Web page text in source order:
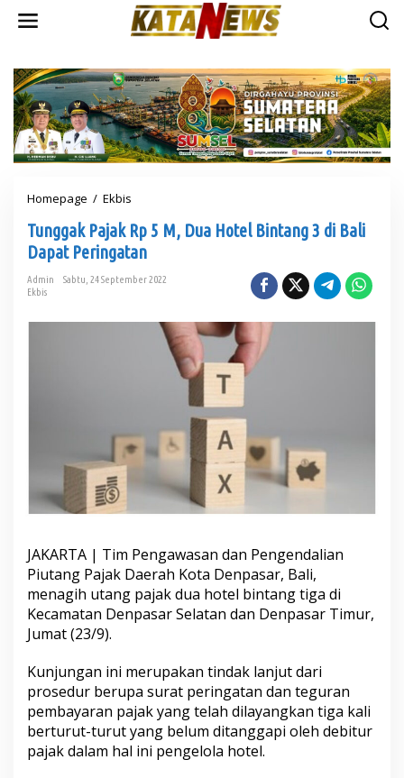
Homepage / Ekbis
n
g
g
a
M
,
u
t
e
B
i
a
g
3
d
Tunggak Pajak Rp 5 M, Dua Hotel Bintang 3 di Bali
Dapat Peringatan
Admin
Sabtu, 24 September 2022
Ekbis
JAKARTA | Tim Pengawasan dan Pengendalian
Piutang Pajak Daerah Kota Denpasar, Bali,
menagih utang pajak dua hotel bintang tiga di
Kecamatan Denpasar Selatan dan Denpasar Timur,
Jumat (23/9).
Kunjungan ini merupakan tindak lanjut dari
prosedur berupa surat peringatan dan teguran
pembayaran pajak yang telah dilayangkan tiga kali
berturut-turut yang belum ditanggapi oleh debitur
pajak dalam hal ini pengelola hotel.